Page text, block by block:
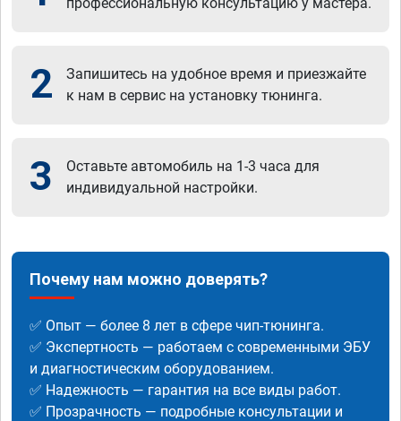
2
Запишитесь на удобное время и приезжайте
к нам в сервис на установку тюнинга.
3
Оставьте автомобиль на 1-3 часа для
индивидуальной настройки.
Почему нам можно доверять?
✅ Опыт — более 8 лет в сфере чип-тюнинга.
✅ Экспертность — работаем с современными ЭБУ
и диагностическим оборудованием.
✅ Надежность — гарантия на все виды работ.
✅ Прозрачность — подробные консультации и